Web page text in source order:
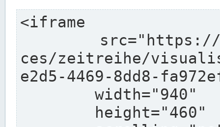
<iframe
ces/zeitreihe/
e2d5-4469-8dd8-